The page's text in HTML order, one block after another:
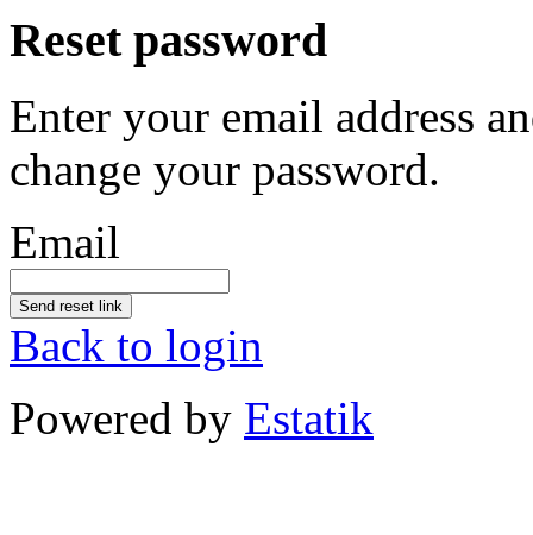
Reset password
Enter your email address
change your password.
Email
Send reset link
Back to login
Powered by Estatik